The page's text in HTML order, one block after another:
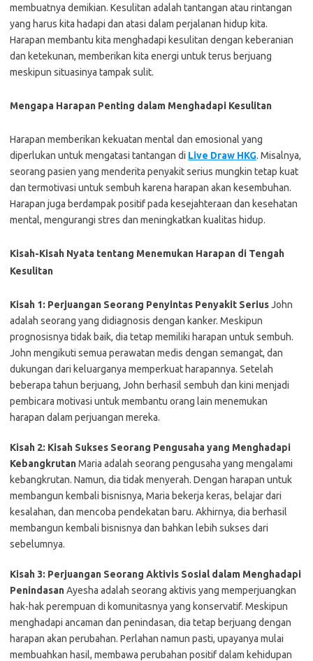
membuatnya demikian. Kesulitan adalah tantangan atau rintangan
yang harus kita hadapi dan atasi dalam perjalanan hidup kita.
Harapan membantu kita menghadapi kesulitan dengan keberanian
dan ketekunan, memberikan kita energi untuk terus berjuang
meskipun situasinya tampak sulit.
Mengapa Harapan Penting dalam Menghadapi Kesulitan
Harapan memberikan kekuatan mental dan emosional yang
diperlukan untuk mengatasi tantangan di Live Draw HKG. Misalnya,
seorang pasien yang menderita penyakit serius mungkin tetap kuat
dan termotivasi untuk sembuh karena harapan akan kesembuhan.
Harapan juga berdampak positif pada kesejahteraan dan kesehatan
mental, mengurangi stres dan meningkatkan kualitas hidup.
Kisah-Kisah Nyata tentang Menemukan Harapan di Tengah
Kesulitan
Kisah 1: Perjuangan Seorang Penyintas Penyakit SeriusJohn
adalah seorang yang didiagnosis dengan kanker. Meskipun
prognosisnya tidak baik, dia tetap memiliki harapan untuk sembuh.
John mengikuti semua perawatan medis dengan semangat, dan
dukungan dari keluarganya memperkuat harapannya. Setelah
beberapa tahun berjuang, John berhasil sembuh dan kini menjadi
pembicara motivasi untuk membantu orang lain menemukan
harapan dalam perjuangan mereka.
Kisah 2: Kisah Sukses Seorang Pengusaha yang Menghadapi
KebangkrutanMaria adalah seorang pengusaha yang mengalami
kebangkrutan. Namun, dia tidak menyerah. Dengan harapan untuk
membangun kembali bisnisnya, Maria bekerja keras, belajar dari
kesalahan, dan mencoba pendekatan baru. Akhirnya, dia berhasil
membangun kembali bisnisnya dan bahkan lebih sukses dari
sebelumnya.
Kisah 3: Perjuangan Seorang Aktivis Sosial dalam Menghadapi
PenindasanAyesha adalah seorang aktivis yang memperjuangkan
hak-hak perempuan di komunitasnya yang konservatif. Meskipun
menghadapi ancaman dan penindasan, dia tetap berjuang dengan
harapan akan perubahan. Perlahan namun pasti, upayanya mulai
membuahkan hasil, membawa perubahan positif dalam kehidupan